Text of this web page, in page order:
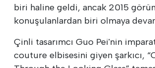
biri haline geldi, ancak 2015
konuşulanlardan biri olmaya
Çinli tasarımcı Guo Pei'nin
couture elbisesini giyen şarkıcı,